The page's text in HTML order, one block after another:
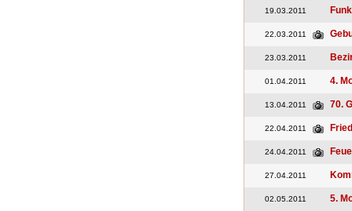
19.03.2011
22.03.2011
23.03.2011
01.04.2011 4.
13.04.2011 70.
22.04.2011
24.04.2011
27.04.2011
02.05.2011 5.